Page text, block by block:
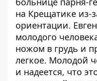
на Крещатике из-
ориентации.
молодого
ножом в грудь и
легкое. Молодой
и надеется, что